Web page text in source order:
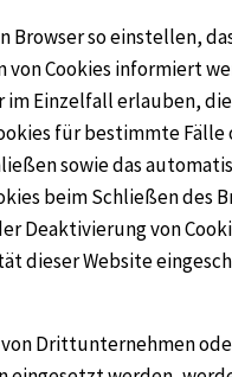
Browser so einstellen,
von Cookies informiert
im Einzelfall erlauben, die
für bestimmte Fälle
sowie das
beim Schließen des
Deaktivierung von
dieser Website
Drittunternehmen